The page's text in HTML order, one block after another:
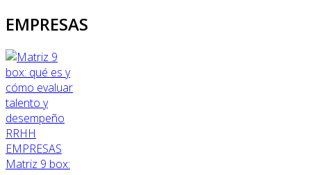
EMPRESAS
RRHH
EMPRESAS
Matriz 9 box: